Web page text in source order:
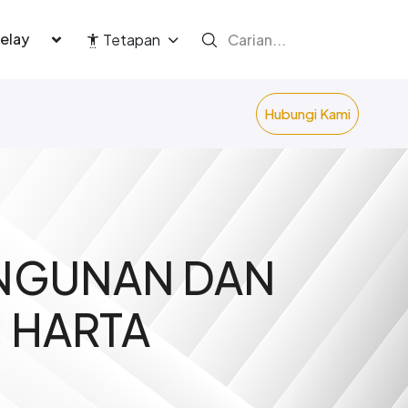
Tetapan
Hubungi Kami
DAN